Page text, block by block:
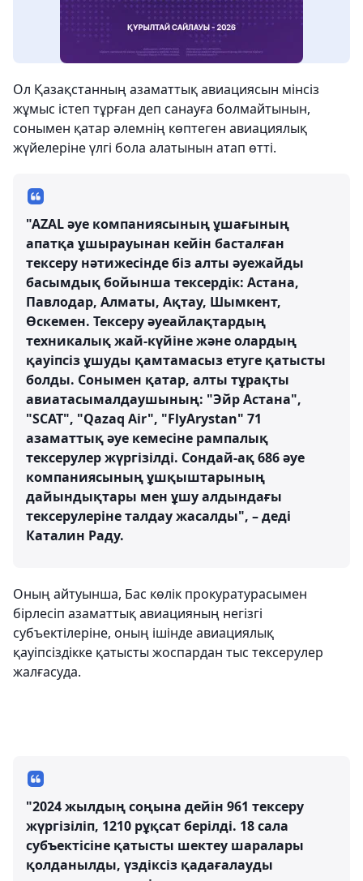
Ол Қазақстанның азаматтық авиациясын мінсіз
жұмыс істеп тұрған деп санауға болмайтынын,
сонымен қатар әлемнің көптеген авиациялық
жүйелеріне үлгі бола алатынын атап өтті.
"AZAL әуе компаниясының ұшағының
апатқа ұшырауынан кейін басталған
тексеру нәтижесінде біз алты әуежайды
басымдық бойынша тексердік: Астана,
Павлодар, Алматы, Ақтау, Шымкент,
Өскемен. Тексеру әуеайлақтардың
техникалық жай-күйіне және олардың
қауіпсіз ұшуды қамтамасыз етуге қатысты
болды. Сонымен қатар, алты тұрақты
авиатасымалдаушының: "Эйр Астана",
"SCAT", "Qazaq Air", "FlyArystan" 71
азаматтық әуе кемесіне рампалық
тексерулер жүргізілді. Сондай-ақ 686 әуе
компаниясының ұшқыштарының
дайындықтары мен ұшу алдындағы
тексерулеріне талдау жасалды", – деді
Каталин Раду.
Оның айтуынша, Бас көлік прокуратурасымен
бірлесіп азаматтық авиацияның негізгі
субъектілеріне, оның ішінде авиациялық
қауіпсіздікке қатысты жоспардан тыс тексерулер
жалғасуда.
"2024 жылдың соңына дейін 961 тексеру
жүргізіліп, 1210 рұқсат берілді. 18 сала
субъектісіне қатысты шектеу шаралары
қолданылды, үздіксіз қадағалауды